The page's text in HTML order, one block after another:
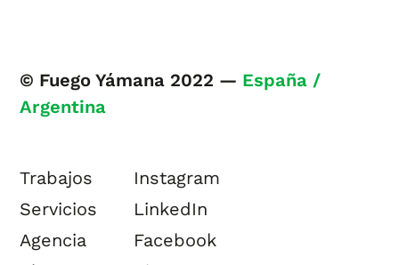
© Fuego Yámana 2022 — España /
Argentina
Trabajos
Servicios
Agencia
Instagram
LinkedIn
Facebook